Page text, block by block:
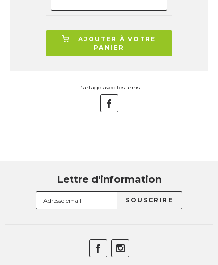
AJOUTER À VOTRE
PANIER
Partage avec tes amis
Lettre d'information